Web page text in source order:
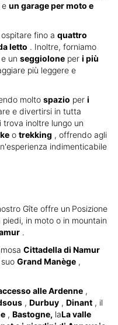
e un garage per moto e
fino a quattro
letto . Inoltre, forniamo
e un seggiolone per i più
più leggere e
molto spazio per i
e divertirsi in tutta
trova inoltre lungo un
o trekking , offrendo agli
indimenticabile
Gîte offre un Posizione
piedi, in moto o in mountain
.
Cittadella di Namur
Grand Manège ,
alle Ardenne ,
, Durbuy , Dinant , il
, Bastogne, laLa valle